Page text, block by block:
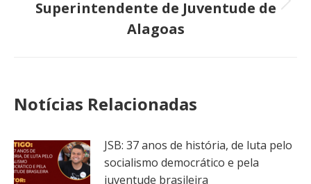
Próximo
post:
Superintendente de Juventude de
Alagoas
Notícias Relacionadas
JSB: 37 anos de história, de luta pelo
socialismo democrático e pela
juventude brasileira